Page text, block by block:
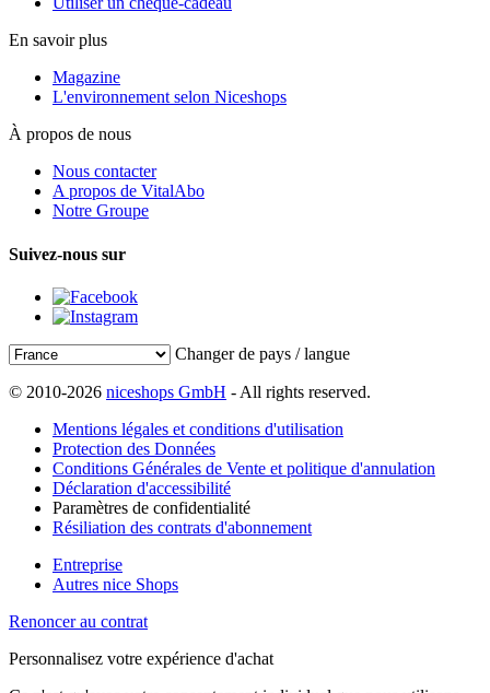
En savoir plus
Magazine
L'environnement selon Niceshops
À propos de nous
Nous contacter
A propos de VitalAbo
Notre Groupe
Suivez-nous sur
Changer de pays / langue
© 2010-2026 niceshops GmbH - All rights reserved.
Mentions légales et conditions d'utilisation
Protection des Données
Conditions Générales de Vente et politique d'annulation
Déclaration d'accessibilité
Paramètres de confidentialité
Résiliation des contrats d'abonnement
Entreprise
Autres nice Shops
Renoncer au contrat
Personnalisez votre expérience d'achat